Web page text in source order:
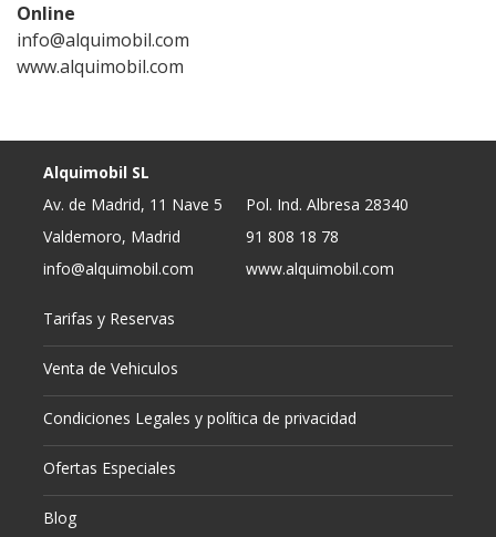
Online
info@alquimobil.com
www.alquimobil.com
Alquimobil SL
Av. de Madrid, 11 Nave 5
Pol. Ind. Albresa 28340
Valdemoro, Madrid
91 808 18 78
info@alquimobil.com
www.alquimobil.com
Tarifas y Reservas
Venta de Vehiculos
Condiciones Legales y política de privacidad
Ofertas Especiales
Blog